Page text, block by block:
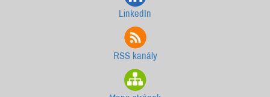
LinkedIn
RSS kanály